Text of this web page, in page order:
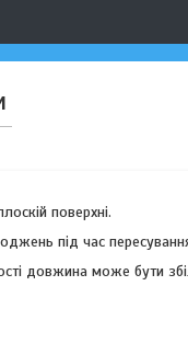
поверхні.
під час
довжина може бути